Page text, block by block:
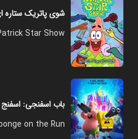
شوی پاتریک ستاره
Star Show
باب اسفنجی: اسفنج
on the Run